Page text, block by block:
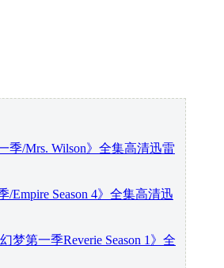
季/Mrs. Wilson》全集高清迅雷
/Empire Season 4》全集高清迅
梦第一季Reverie Season 1》全